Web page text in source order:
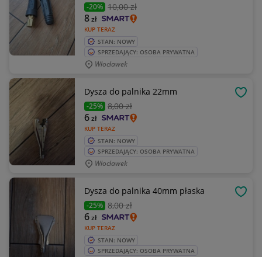
-20% 10,00 zł
KUP TERAZ
8zł
STAN: NOWY
SPRZEDAJĄCY: OSOBA PRYWATNA
Włocławek
Dysza do palnika 22mm
-25% 8,00 zł
KUP TERAZ
6zł
STAN: NOWY
SPRZEDAJĄCY: OSOBA PRYWATNA
Włocławek
Dysza do palnika 40mm płaska
-25% 8,00 zł
KUP TERAZ
6zł
STAN: NOWY
SPRZEDAJĄCY: OSOBA PRYWATNA